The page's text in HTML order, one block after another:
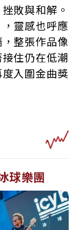
敗與和解。
靈感也呼應
整張作品像
住仍在低潮
入圍金曲獎
球樂團